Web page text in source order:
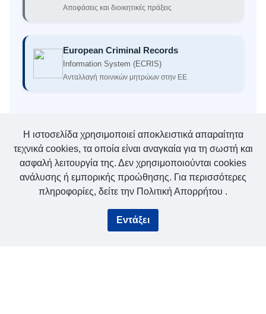
Η ιστοσελίδα χρησιμοποιεί αποκλειστικά απαραίτητα
τεχνικά cookies, τα οποία είναι αναγκαία για τη σωστή και
ασφαλή λειτουργία της. Δεν χρησιμοποιούνται cookies
ανάλυσης ή εμπορικής προώθησης. Για περισσότερες
πληροφορίες, δείτε την Πολιτική Απορρήτου .
Εντάξει
Αποφάσεις και διοικητικές πράξεις
European Criminal Records
Information System (ECRIS)
Ανταλλαγή ποινικών μητρώων στην ΕΕ